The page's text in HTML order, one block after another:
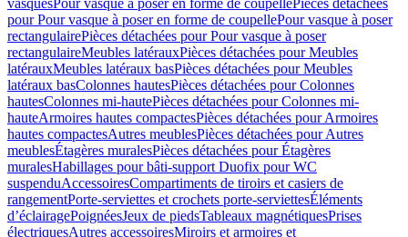
vasquesPour vasque à poser en forme de coupellePièces détachées
pour Pour vasque à poser en forme de coupellePour vasque à poser
rectangulairePièces détachées pour Pour vasque à poser
rectangulaireMeubles latérauxPièces détachées pour Meubles
latérauxMeubles latéraux basPièces détachées pour Meubles
latéraux basColonnes hautesPièces détachées pour Colonnes
hautesColonnes mi-hautePièces détachées pour Colonnes mi-
hauteArmoires hautes compactesPièces détachées pour Armoires
hautes compactesAutres meublesPièces détachées pour Autres
meublesÉtagères muralesPièces détachées pour Étagères
muralesHabillages pour bâti-support Duofix pour WC
suspenduAccessoiresCompartiments de tiroirs et casiers de
rangementPorte-serviettes et crochets porte-serviettesÉléments
d’éclairagePoignéesJeux de piedsTableaux magnétiquesPrises
électriquesAutres accessoiresMiroirs et armoires et